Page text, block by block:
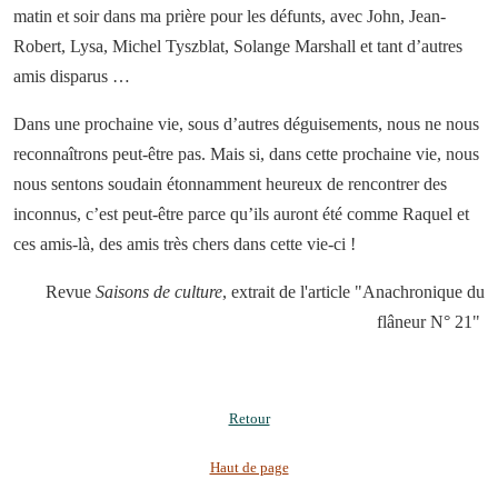
matin et soir dans ma prière pour les défunts, avec John, Jean-
Robert, Lysa, Michel Tyszblat, Solange Marshall et tant d’autres
amis disparus …
Dans une prochaine vie, sous d’autres déguisements, nous ne nous
reconnaîtrons peut-être pas. Mais si, dans cette prochaine vie, nous
nous sentons soudain étonnamment heureux de rencontrer des
inconnus, c’est peut-être parce qu’ils auront été comme Raquel et
ces amis-là, des amis très chers dans cette vie-ci !
Revue Saisons de culture, extrait de l'article "Anachronique du
flâneur N° 21"
Retour
Haut de page